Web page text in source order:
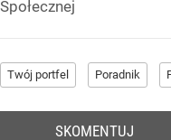
Społecznej
Twój portfel Poradnik
SKOMENTUJ